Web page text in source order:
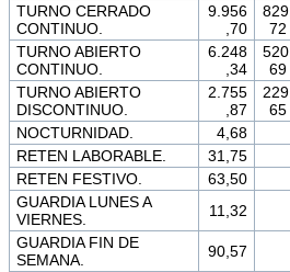
TURNO CERRADO
CONTINUO.
9.956
,70
829,
72
TURNO ABIERTO
CONTINUO.
6.248
,34
520,
69
TURNO ABIERTO
DISCONTINUO.
2.755
,87
229,
65
NOCTURNIDAD.
4,68
RETEN LABORABLE.
31,75
RETEN FESTIVO.
63,50
GUARDIA LUNES A
VIERNES.
11,32
GUARDIA FIN DE
SEMANA.
90,57